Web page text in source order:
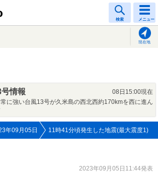
検索 メニュー
現在地
情報
08日15:00現在
に強い台風13号が久米島の西北西約170kmを西に進ん
年09月05日 11時41分頃発生した地震(最大震度1)
2023年09月05日11:44発表